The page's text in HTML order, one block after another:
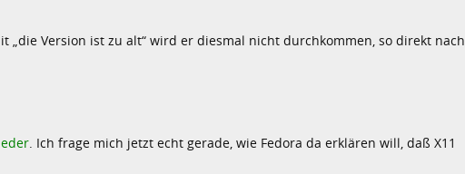
„die Version ist zu alt“ wird er diesmal nicht durchkommen, so direkt nach
. Ich frage mich jetzt echt gerade, wie Fedora da erklären will, daß X11